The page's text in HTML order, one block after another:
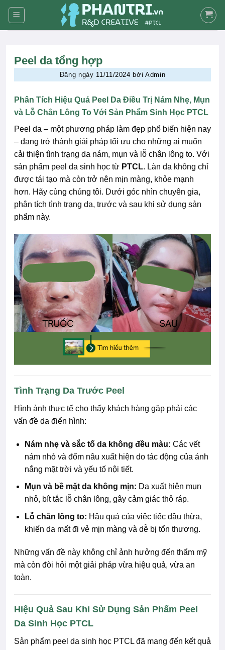
Skip
content
Peel da tổng hợp
Đăng ngày 11/11/2024 bởiAdmin
Phân Tích Hiệu Quả Peel Da Điều Trị Nám Nhẹ, Mụn
và Lỗ Chân Lông To Với Sản Phẩm Sinh Học PTCL
Peel da – một phương pháp làm đẹp phổ biến hiện nay
– đang trở thành giải pháp tối ưu cho những ai muốn
cải thiện tình trạng da nám, mụn và lỗ chân lông to. Với
sản phẩm peel da sinh học từ PTCL. Làn da không chỉ
được tái tạo mà còn trở nên mịn màng, khỏe mạnh
hơn. Hãy cùng chúng tôi. Dưới góc nhìn chuyên gia,
phân tích tình trạng da, trước và sau khi sử dụng sản
phẩm này.
Tình Trạng Da Trước Peel
Hình ảnh thực tế cho thấy khách hàng gặp phải các
vấn đề da điển hình:
Nám nhẹ và sắc tố da không đều màu: Các vết
nám nhỏ và đốm nâu xuất hiện do tác động của ánh
nắng mặt trời và yếu tố nội tiết.
Mụn và bề mặt da không mịn: Da xuất hiện mụn
nhỏ, bít tắc lỗ chân lông, gây cảm giác thô ráp.
Lỗ chân lông to: Hậu quả của việc tiếc dầu thừa,
khiến da mất đi vẻ mịn màng và dễ bị tổn thương.
Những vấn đề này không chỉ ảnh hưởng đến thẩm mỹ
mà còn đòi hỏi một giải pháp vừa hiệu quả, vừa an
toàn.
Hiệu Quả Sau Khi Sử Dụng Sản Phẩm Peel
Da Sinh Học PTCL
Sản phẩm peel da sinh học PTCL đã mang đến kết quả